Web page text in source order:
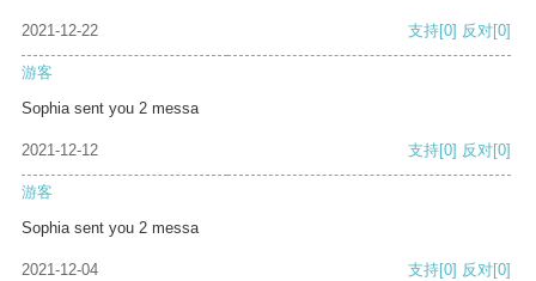
2021-12-22 支持[0] 反对[0]
游客
Sophia sent you 2 messa
2021-12-12 支持[0] 反对[0]
游客
Sophia sent you 2 messa
2021-12-04 支持[0] 反对[0]